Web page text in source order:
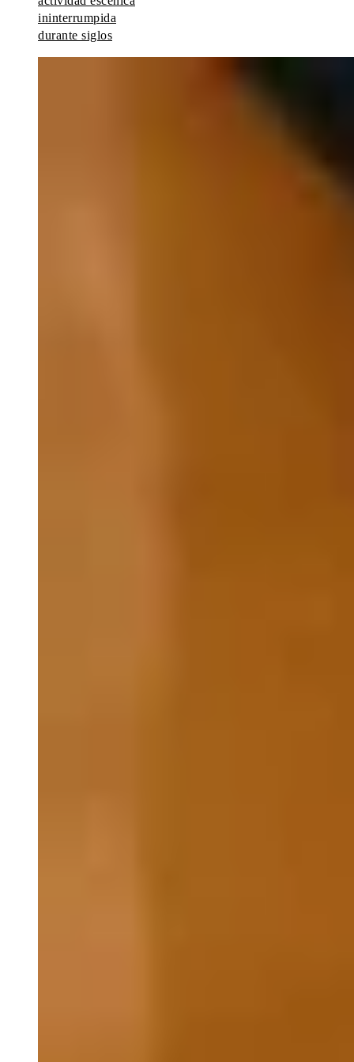
ininterrumpida
durante siglos